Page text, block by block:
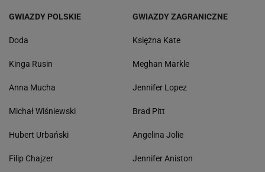
GWIAZDY POLSKIE
Doda
Kinga Rusin
Anna Mucha
Michał Wiśniewski
Hubert Urbański
Filip Chajzer
GWIAZDY ZAGRANICZNE
Księżna Kate
Meghan Markle
Jennifer Lopez
Brad Pitt
Angelina Jolie
Jennifer Aniston